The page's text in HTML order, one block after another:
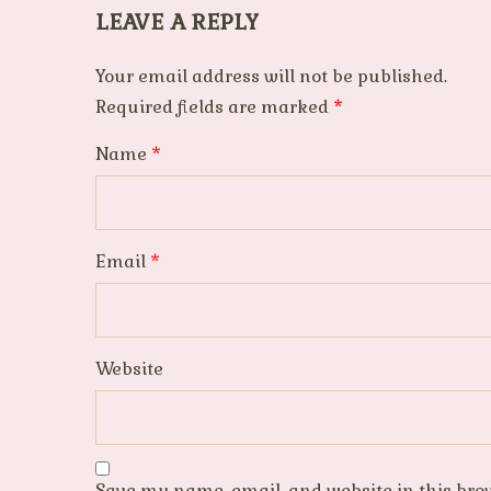
LEAVE A REPLY
Your email address will not be published.
Required fields are marked *
Name *
Email *
Website